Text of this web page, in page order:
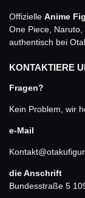
Offizielle Anime
One Piece,
authentisch bei
KONTAKTIERE
Fragen?
Kein Problem, wir
e-Mail
die Anschrift
Bundesstraße 5